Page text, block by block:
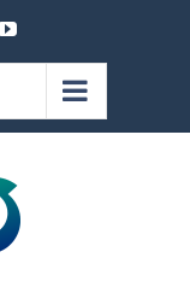
YouTube